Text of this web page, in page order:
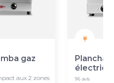
gaz
aux 2 zones
Plancha
96 avis